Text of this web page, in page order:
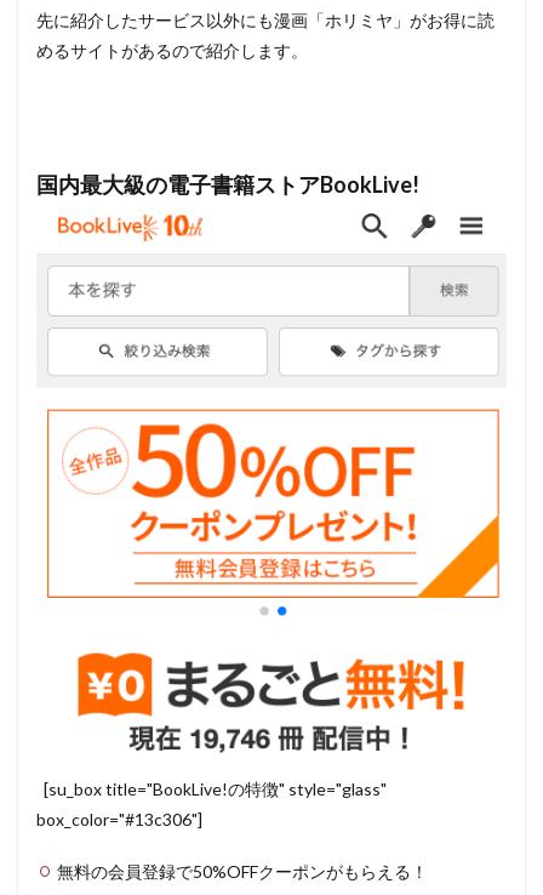
先に紹介したサービス以外にも漫画「ホリミヤ」がお得に読
めるサイトがあるので紹介します。
国内最大級の電子書籍ストアBookLive!
[su_box title="BookLive!の特徴" style="glass"
box_color="#13c306"]
無料の会員登録で50%OFFクーポンがもらえる！